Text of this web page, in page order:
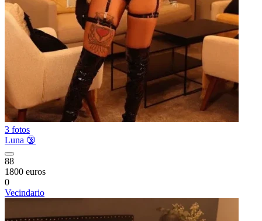
3 fotos
Luna 🔞
88
1800 euros
0
Vecindario